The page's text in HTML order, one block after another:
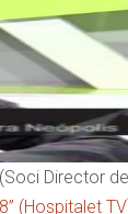
Director
(Hospitalet